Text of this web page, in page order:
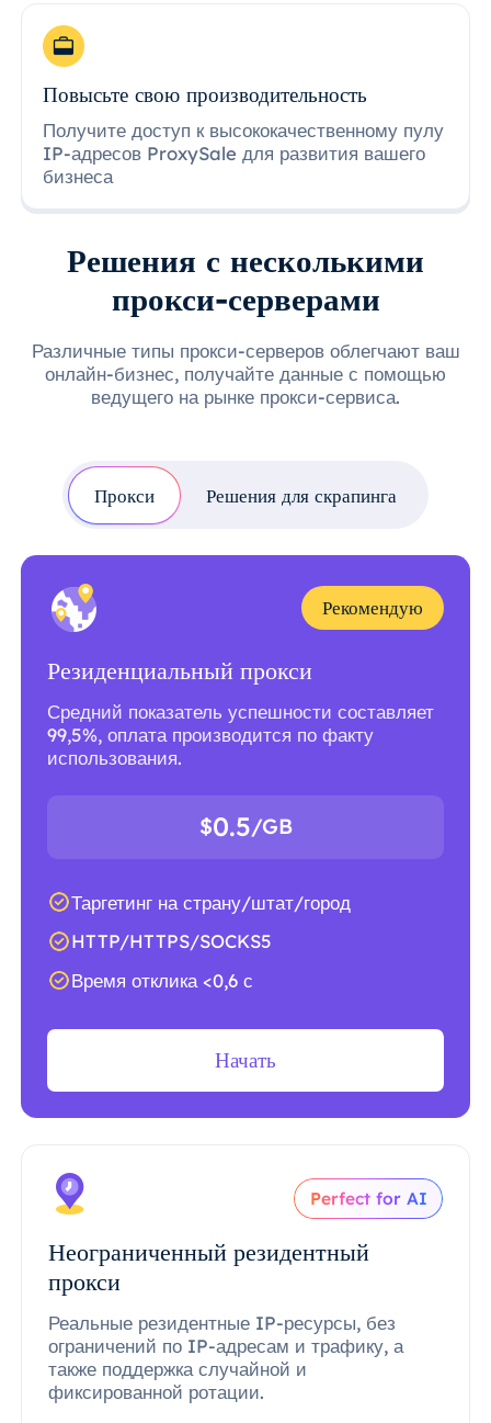
Повысьте свою производительность
Получите доступ к высококачественному пулу
IP-адресов ProxySale для развития вашего
бизнеса
Решения с несколькими
прокси-серверами
Различные типы прокси-серверов облегчают ваш
онлайн-бизнес, получайте данные с помощью
ведущего на рынке прокси-сервиса.
Прокси Решения для скрапинга
Рекомендую
Резиденциальный прокси
Средний показатель успешности составляет
99,5%, оплата производится по факту
использования.
$0.5/GB
Таргетинг на страну/штат/город
HTTP/HTTPS/SOCKS5
Время отклика <0,6 с
Начать
Perfect for AI
Неограниченный резидентный
прокси
Реальные резидентные IP-ресурсы, без
ограничений по IP-адресам и трафику, а
также поддержка случайной и
фиксированной ротации.